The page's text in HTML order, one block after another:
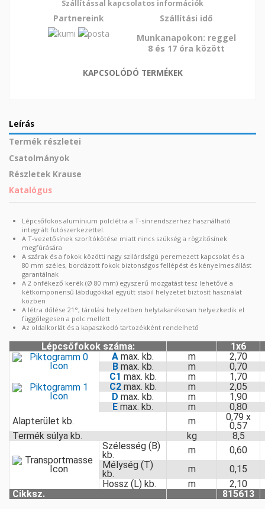
Szállítással kapcsolatos információk
Partnereink
Szállítási idő
Munkanapokon: reggel
8 és 17 óra között
KAPCSOLÓDÓ TERMÉKEK
Leírás
Termék részletei
Csatolmányok
Részletek Krause
Katalógus
Lépcsőfokos alumínium polclétra a T-sínrendszerhez használható
integrált futószerkezettel.
A T-vezetősínek szorítókötése miatt nincs szükség a rögzítősínek
megfúrására
A szárak és a fokok közötti nagy szilárdságú peremezett kapcsolat és a
80 mm széles, bordázott fokok biztonságos fellépést és kényelmes állást
garantálnak
A 2 önfékező kerék (Ø 80 mm) egyszerű mozgatást tesz lehetővé a
kétkomponensű lábdugókkal együtt stabil helyzetet biztosít használat
közben
A létra dőlése 21°, tárolási helyzetben helytakarékosan helyezkedik el
függőlegesen a polc mellett
Az oldalkorlát és a kapaszkodó tartozékként rendelhető
Lépcsőfokok száma: 1x6
Cikksz. 815613
A max. kb. m
2,70
Bmax. kb. m
0,70
C1 max. kb. m
1,70
C2max. kb. m
2,05
D max. kb. m
1,90
E max. kb. m
0,80
Alapterület kb.
m 0,79 x
0,57
Termék súlya kb.
kg
8,5
Szélesség (B)
kb. m
0,60
Mélység (T)
kb. m
0,15
Hossz (L) kb.
m 2,10